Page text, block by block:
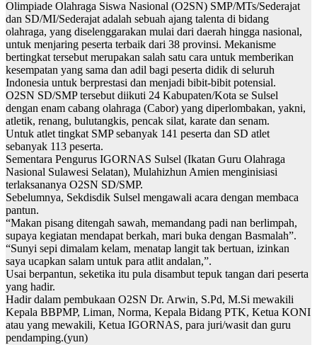
Olimpiade Olahraga Siswa Nasional (O2SN) SMP/MTs/Sederajat
dan SD/MI/Sederajat adalah sebuah ajang talenta di bidang
olahraga, yang diselenggarakan mulai dari daerah hingga nasional,
untuk menjaring peserta terbaik dari 38 provinsi. Mekanisme
bertingkat tersebut merupakan salah satu cara untuk memberikan
kesempatan yang sama dan adil bagi peserta didik di seluruh
Indonesia untuk berprestasi dan menjadi bibit-bibit potensial.
O2SN SD/SMP tersebut diikuti 24 Kabupaten/Kota se Sulsel
dengan enam cabang olahraga (Cabor) yang diperlombakan, yakni,
atletik, renang, bulutangkis, pencak silat, karate dan senam.
Untuk atlet tingkat SMP sebanyak 141 peserta dan SD atlet
sebanyak 113 peserta.
Sementara Pengurus IGORNAS Sulsel (Ikatan Guru Olahraga
Nasional Sulawesi Selatan), Mulahizhun Amien menginisiasi
terlaksananya O2SN SD/SMP.
Sebelumnya, Sekdisdik Sulsel mengawali acara dengan membaca
pantun.
“Makan pisang ditengah sawah, memandang padi nan berlimpah,
supaya kegiatan mendapat berkah, mari buka dengan Basmalah”.
“Sunyi sepi dimalam kelam, menatap langit tak bertuan, izinkan
saya ucapkan salam untuk para atlit andalan,”.
Usai berpantun, seketika itu pula disambut tepuk tangan dari peserta
yang hadir.
Hadir dalam pembukaan O2SN Dr. Arwin, S.Pd, M.Si mewakili
Kepala BBPMP, Liman, Norma, Kepala Bidang PTK, Ketua KONI
atau yang mewakili, Ketua IGORNAS, para juri/wasit dan guru
pendamping.(yun)